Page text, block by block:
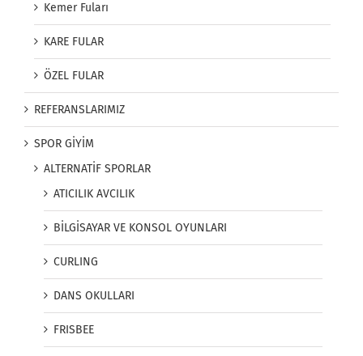
Kemer Fuları
KARE FULAR
ÖZEL FULAR
REFERANSLARIMIZ
SPOR GİYİM
ALTERNATİF SPORLAR
ATICILIK AVCILIK
BİLGİSAYAR VE KONSOL OYUNLARI
CURLING
DANS OKULLARI
FRISBEE